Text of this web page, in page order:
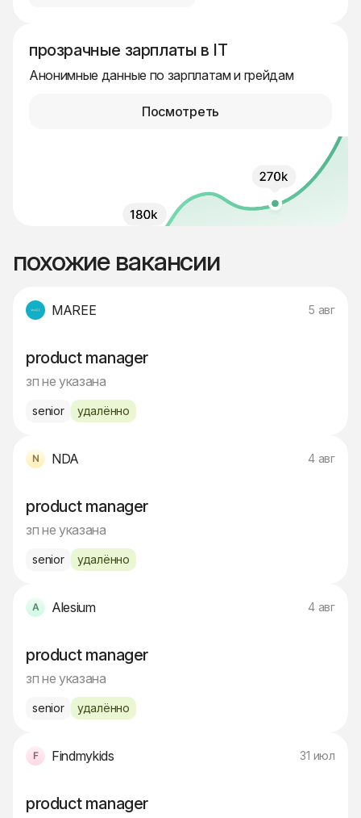
прозрачные зарплаты в IT
Анонимные данные по зарплатам и грейдам
Посмотреть
похожие вакансии
MAREE 5 авг
product manager
зп не указана
senior удалённо
NDA 4 авг
product manager
зп не указана
senior удалённо
Alesium 4 авг
product manager
зп не указана
senior удалённо
Findmykids 31 июл
product manager